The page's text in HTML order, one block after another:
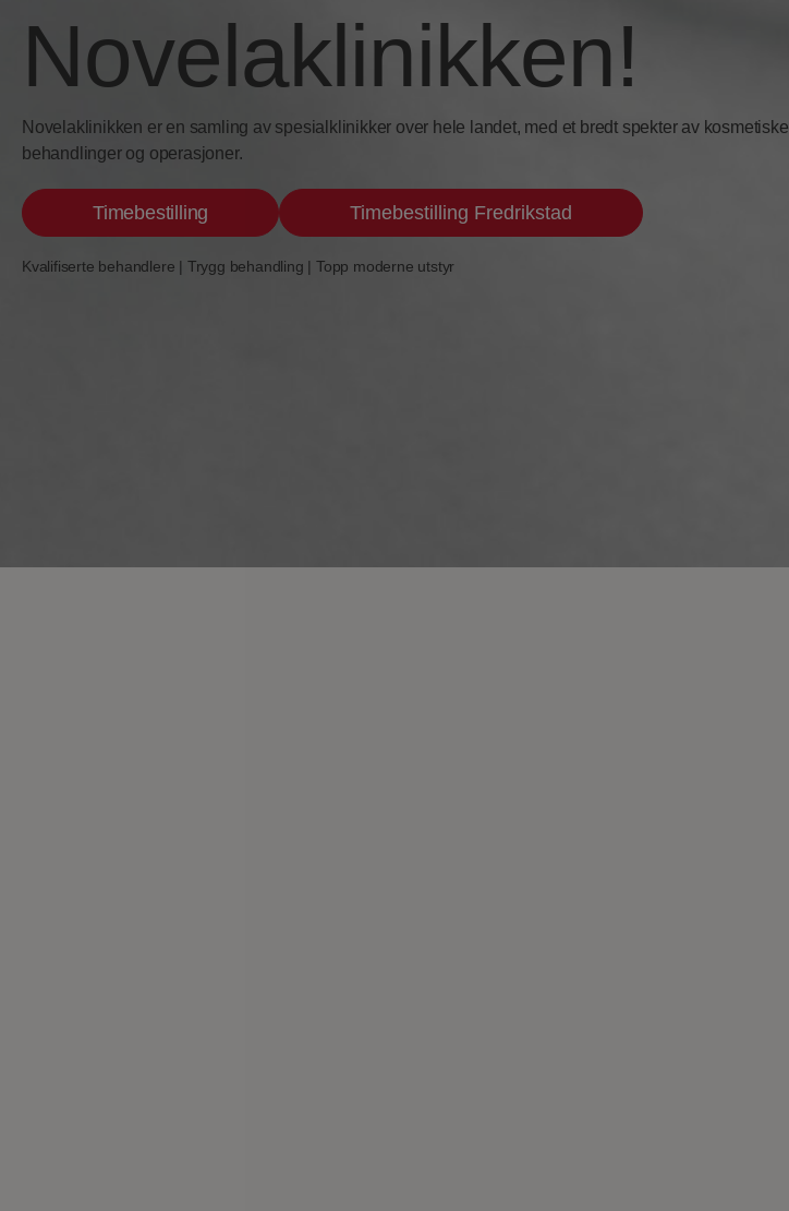
Novelaklinikken!
Novelaklinikken er en samling av spesialklinikker over hele landet, med et bredt spekter av kosmetiske
behandlinger og operasjoner.
Timebestilling Timebestilling Fredrikstad
Kvalifiserte behandlere | Trygg behandling | Topp moderne utstyr